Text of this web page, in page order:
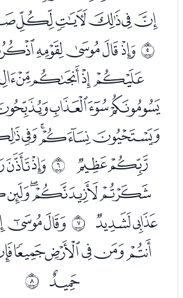
ﰄ
ﭪﭫ ﰅ
ﭷﭸ ﰆ
ﮆ ﰇ